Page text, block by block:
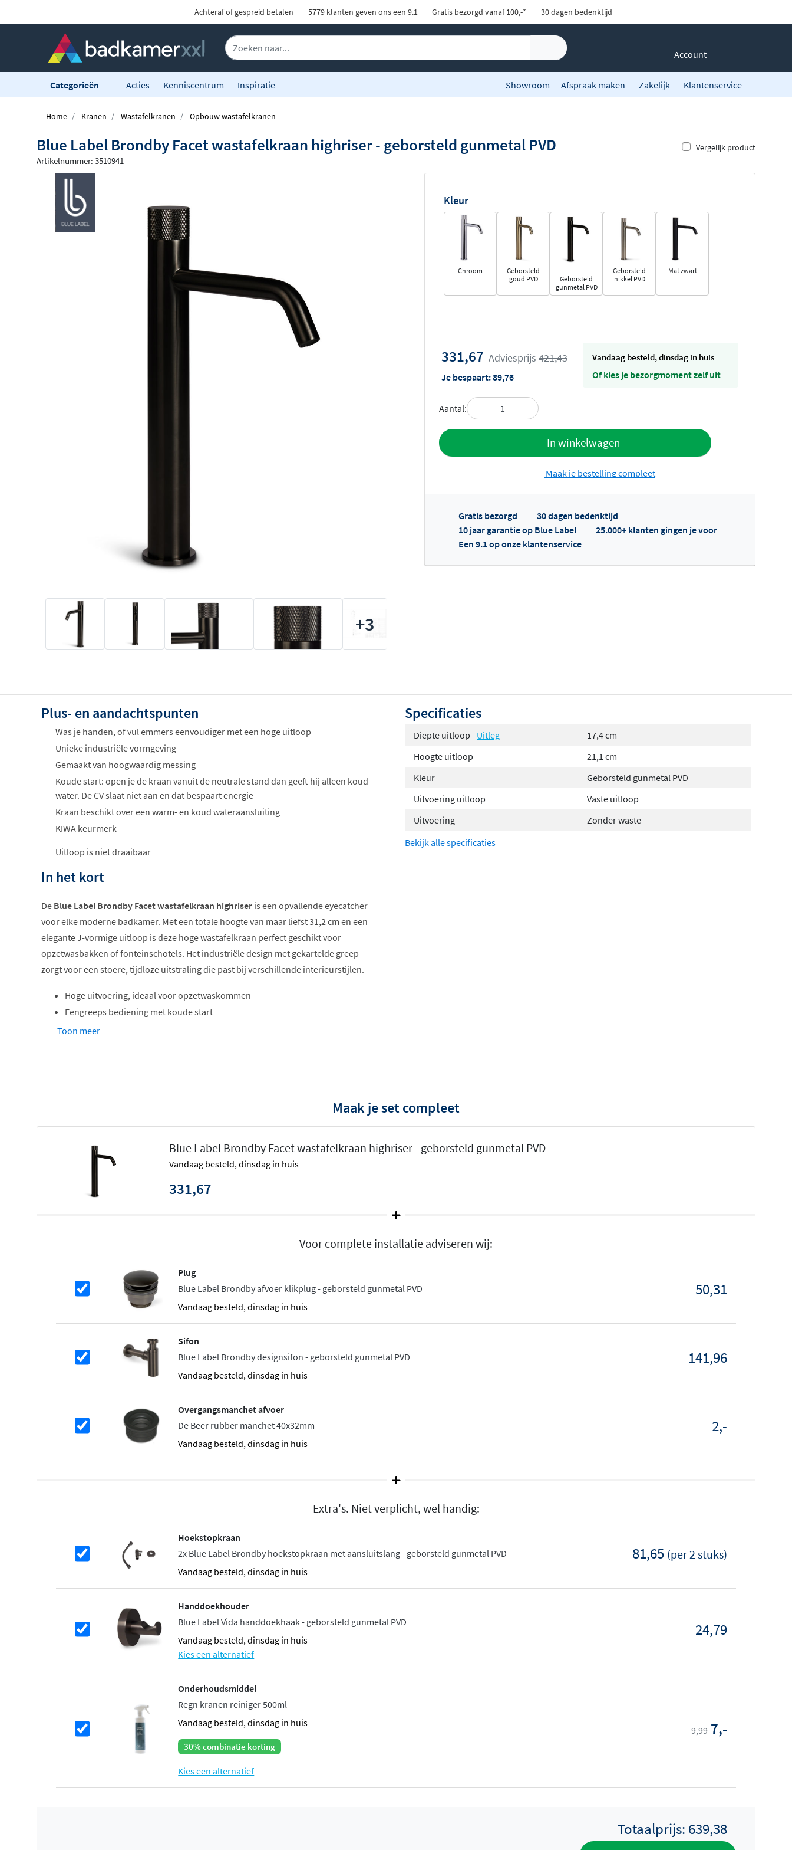
Achteraf of gespreid betalen 5779 klanten geven ons een 9.1 Gratis bezorgd vanaf 100,-* 30 dagen bedenktijd
Account
Categorieën Acties Kenniscentrum Inspiratie Showroom Afspraak maken Zakelijk Klantenservice
Home Kranen Wastafelkranen Opbouw wastafelkranen
Blue Label Brondby Facet wastafelkraan highriser - geborsteld gunmetal PVD Vergelijk product
Artikelnummer: 3510941
+3
Kleur
Chroom
Geborsteld
goud PVD
Geborsteld
gunmetal PVD
Geborsteld
nikkel PVD
Mat zwart
331,67 Adviesprijs 421,43
Je bespaart:89,76
vandaag besteld, dinsdag in huis
Of kies je bezorgmoment zelf uit
Aantal:
In winkelwagen
Toevoegen aan offerte
Maak je bestelling compleet
Gratis bezorgd
30 dagen bedenktijd
10 jaar garantie op Blue Label
25.000+ klanten gingen je voor
Een 9.1 op onze klantenservice
Plus- en aandachtspunten
Was je handen, of vul emmers eenvoudiger met een hoge uitloop
Unieke industriële vormgeving
Gemaakt van hoogwaardig messing
Koude start: open je de kraan vanuit de neutrale stand dan geeft hij alleen koud
water. De CV slaat niet aan en dat bespaart energie
Kraan beschikt over een warm- en koud wateraansluiting
KIWA keurmerk
Uitloop is niet draaibaar
In het kort
De Blue Label Brondby Facet wastafelkraan highriser is een opvallende eyecatcher
voor elke moderne badkamer. Met een totale hoogte van maar liefst 31,2 cm en een
elegante J-vormige uitloop is deze hoge wastafelkraan perfect geschikt voor
opzetwasbakken of fonteinschotels. Het industriële design met gekartelde greep
zorgt voor een stoere, tijdloze uitstraling die past bij verschillende interieurstijlen.
Hoge uitvoering, ideaal voor opzetwaskommen
Eengreeps bediening met koude start
Hoogwaardig messing met duurzame afwerking
. De J-vormige
centimeter, wat zorgt voor voldoende ruimte onder de kraan. De eengreeps
mengkraan is uitgerust met een koude start functie, waardoor je bij het openen van
geborsteld nikkel, geborsteld koper, geborsteld goud en geborsteld gunmetal. Elke
afwerking heeft een eigen karakter, van glanzend klassiek tot stoer mat. De
gekartelde greep geeft de kraan een industriële touch die past bij zowel moderne
als vintage badkamerinrichtingen.
Betrouwbare kwaliteit met KIWA-keur
Deze wastafelkraan is voorzien van deKIWA-keur, wat staat voor betrouwbare
kwaliteit en veiligheid. De standaard 3/8" aansluitingen maken de montage
wastafel past.
Toon meer
Specificaties
Diepte uitloop Uitleg
17,4 cm
Hoogte uitloop
21,1 cm
Kleur
Geborsteld gunmetal PVD
Uitvoering uitloop
Vaste uitloop
Uitvoering
Zonder waste
Bekijk alle specificaties
Maak je set compleet
Blue Label Brondby Facet wastafelkraan highriser - geborsteld gunmetal PVD
vandaag besteld, dinsdag in huis
331,67
Voor complete installatie adviseren wij:
Plug
Blue Label Brondby afvoer klikplug - geborsteld gunmetal PVD
vandaag besteld, dinsdag in huis
50,31
Sifon
Blue Label Brondby designsifon - geborsteld gunmetal PVD
vandaag besteld, dinsdag in huis
141,96
Overgangsmanchet afvoer
De Beer rubber manchet 40x32mm
vandaag besteld, dinsdag in huis
2,-
Extra's. Niet verplicht, wel handig:
Hoekstopkraan
2x Blue Label Brondby hoekstopkraan met aansluitslang - geborsteld gunmetal PVD
vandaag besteld, dinsdag in huis
81,65 (per 2 stuks)
Handdoekhouder
Blue Label Vida handdoekhaak - geborsteld gunmetal PVD
vandaag besteld, dinsdag in huis
Kies een alternatief
24,79
Onderhoudsmiddel
Regn kranen reiniger 500ml
vandaag besteld, dinsdag in huis
30% combinatie korting
Kies een alternatief
9,99 7,-
Totaalprijs: 639,38